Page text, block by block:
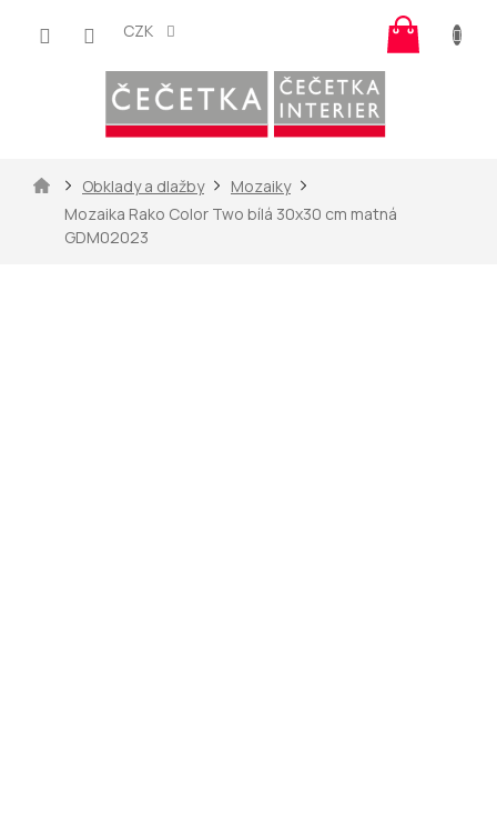
CZK
košík
DomůObklady a dlažby
Mozaiky
Mozaika Rako Color Two bílá 30x30 cm matná
GDM02023